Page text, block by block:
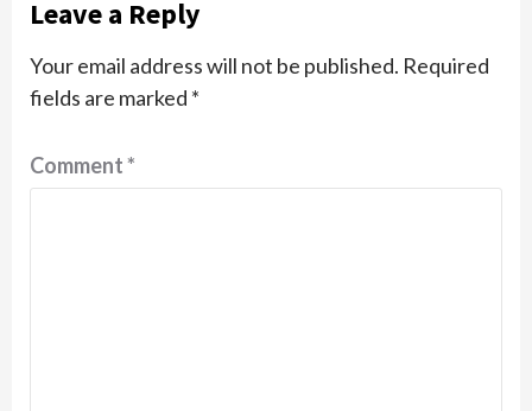
Leave a Reply
Your email address will not be published. Required
fields are marked *
Comment*